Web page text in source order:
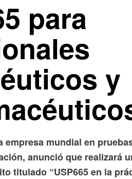
para
y
empresa mundial en
anunció que realizará
titulado “USP665 en la